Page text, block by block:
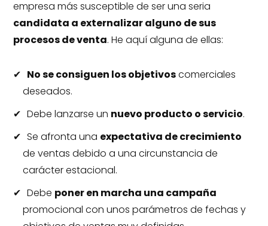
empresa más susceptible de ser una seria
candidata a externalizar alguno de sus
procesos de venta. He aquí alguna de ellas:
No se consiguen los objetivoscomerciales
deseados.
Debe lanzarse un nuevo producto o servicio.
Se afronta una expectativa de crecimiento
de ventas debido a una circunstancia de
carácter estacional.
Debe poner en marcha una campaña
promocional con unos parámetros de fechas y